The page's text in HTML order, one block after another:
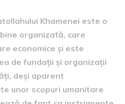
Khamenei este o
organizată, care
economice și este
de fundații și organizații
deși aparent
unor scopuri umanitare